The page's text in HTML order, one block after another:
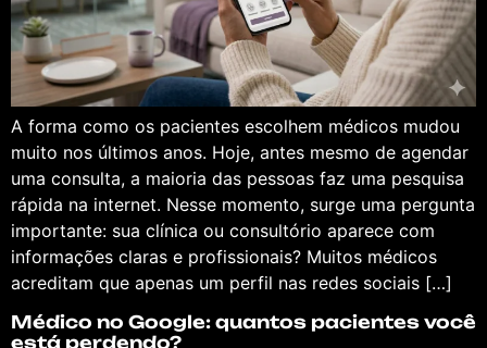
A forma como os pacientes escolhem médicos mudou
muito nos últimos anos. Hoje, antes mesmo de agendar
uma consulta, a maioria das pessoas faz uma pesquisa
rápida na internet. Nesse momento, surge uma pergunta
importante: sua clínica ou consultório aparece com
informações claras e profissionais? Muitos médicos
acreditam que apenas um perfil nas redes sociais […]
Médico no Google: quantos pacientes você
está perdendo?